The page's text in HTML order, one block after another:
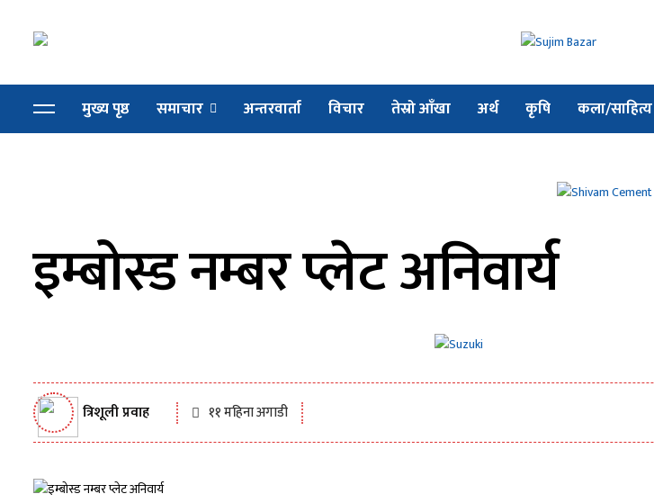
मुख्य पृष्ठ समाचार अन्तरवार्ता विचार तेस्रो आँखा अर्थ कृषि कला/साहित्य
इम्बोस्ड नम्बर प्लेट अनिवार्य
त्रिशूली प्रवाह ११ महिना अगाडी